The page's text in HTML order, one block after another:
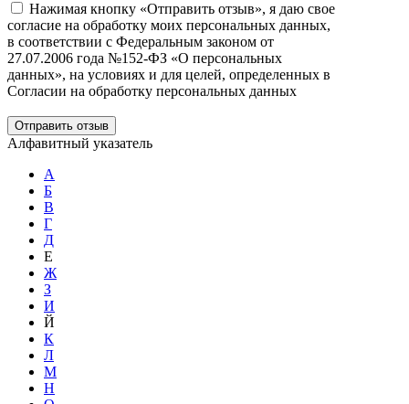
Нажимая кнопку «Отправить отзыв», я даю свое
согласие на обработку моих персональных данных,
в соответствии с Федеральным законом от
27.07.2006 года №152-ФЗ «О персональных
данных», на условиях и для целей, определенных в
Согласии на обработку персональных данных
Отправить отзыв
Алфавитный указатель
А
Б
В
Г
Д
Е
Ж
З
И
Й
К
Л
М
Н